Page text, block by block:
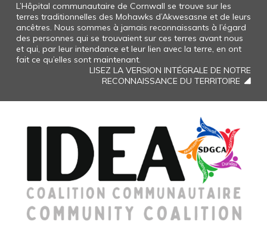
L’Hôpital communautaire de Cornwall se trouve sur les
terres traditionnelles des Mohawks d’Akwesasne et de leurs
ancêtres. Nous sommes à jamais reconnaissants à l’égard
des personnes qui se trouvaient sur ces terres avant nous
et qui, par leur intendance et leur lien avec la terre, en ont
fait ce qu’elles sont maintenant.
LISEZ LA VERSION INTÉGRALE DE NOTRE
RECONNAISSANCE DU TERRITOIRE